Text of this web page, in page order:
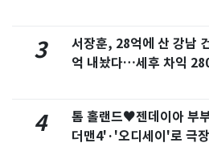
3
서장훈, 28억에 산 강남
억 내놨다…세후 차익
4
톰 홀랜드♥젠데이아 부
더맨4'·'오디세이'로 극